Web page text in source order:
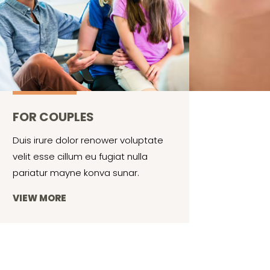
FOR COUPLES
Duis irure dolor renower voluptate
velit esse cillum eu fugiat nulla
pariatur mayne konva sunar.
VIEW MORE